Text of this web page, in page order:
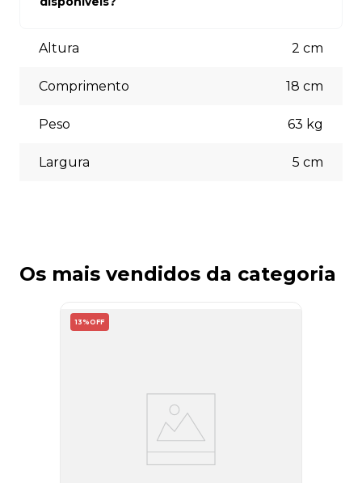
está à disposição para auxiliá-lo.
(5% off) cartões de crédito, boleto bancário. Você pode
escolher a opção que melhor se adapte às suas
Altura 2 cm
Comprimento 18 cm
Peso 63 kg
Largura 5 cm
Os mais vendidos da categoria
13% OFF